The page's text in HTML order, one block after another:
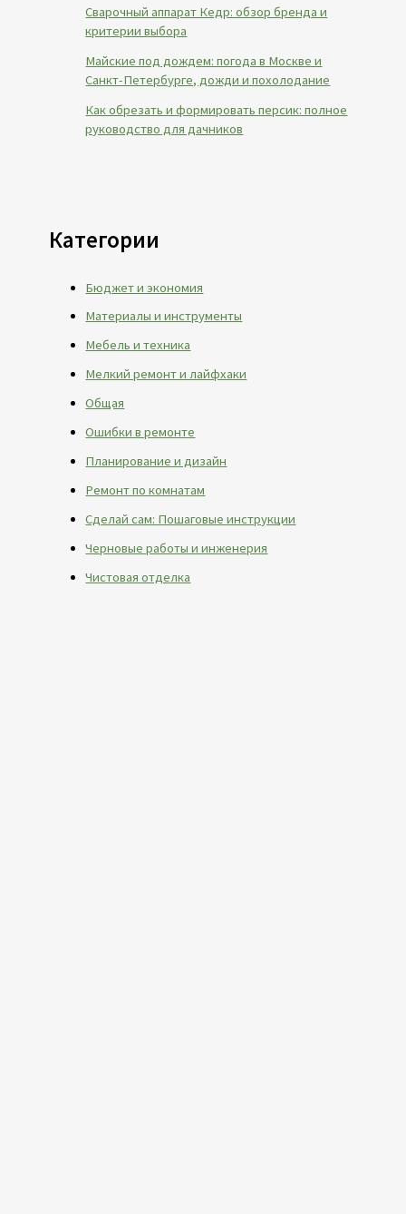
Сварочный аппарат Кедр: обзор бренда и
критерии выбора
Майские под дождем: погода в Москве и
Санкт-Петербурге, дожди и похолодание
Как обрезать и формировать персик: полное
руководство для дачников
Категории
Бюджет и экономия
Материалы и инструменты
Мебель и техника
Мелкий ремонт и лайфхаки
Общая
Ошибки в ремонте
Планирование и дизайн
Ремонт по комнатам
Сделай сам: Пошаговые инструкции
Черновые работы и инженерия
Чистовая отделка